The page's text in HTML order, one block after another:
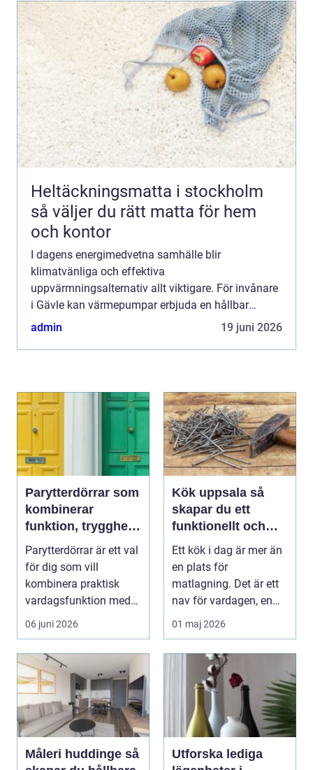
Heltäckningsmatta i stockholm
så väljer du rätt matta för hem
och kontor
I dagens energimedvetna samhälle blir
klimatvänliga och effektiva
uppvärmningsalternativ allt viktigare. För invånare
i Gävle kan värmepumpar erbjuda en hållbar
lösning för både hemmets och f&...
admin 19 juni 2026
Parytterdörrar som
kombinerar
funktion, trygghet
och stil
Parytterdörrar är ett val
för dig som vill
kombinera praktisk
vardagsfunktion med
en välkomnande kän...
06 juni 2026
Kök uppsala så
skapar du ett
funktionellt och
personligt kök
Ett kök i dag är mer än
en plats för
matlagning. Det är ett
nav för vardagen, en
samlingspunkt för f...
01 maj 2026
Måleri huddinge så
Utforska lediga